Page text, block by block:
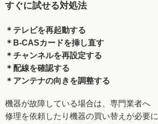
すぐに試せる対処法
＊テレビを再起動する
＊B-CASカードを挿し直す
＊チャンネルを再設定する
＊配線を確認する
＊アンテナの向きを調整する
機器が故障している場合は、専門業者へ
修理を依頼したり機器の買い替えが必要に